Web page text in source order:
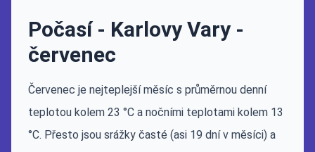
Počasí - Karlovy Vary -
červenec
Červenec je nejteplejší měsíc s průměrnou denní
teplotou kolem 23 °C a nočními teplotami kolem 13
°C. Přesto jsou srážky časté (asi 19 dní v měsíci) a